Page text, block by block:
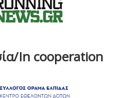
In cooperation